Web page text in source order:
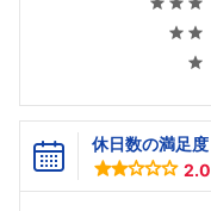
休日数の満足度
2.0